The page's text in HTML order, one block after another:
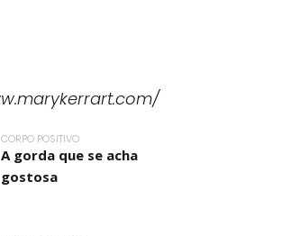
CORPO POSITIVO
A gorda que se acha
gostosa